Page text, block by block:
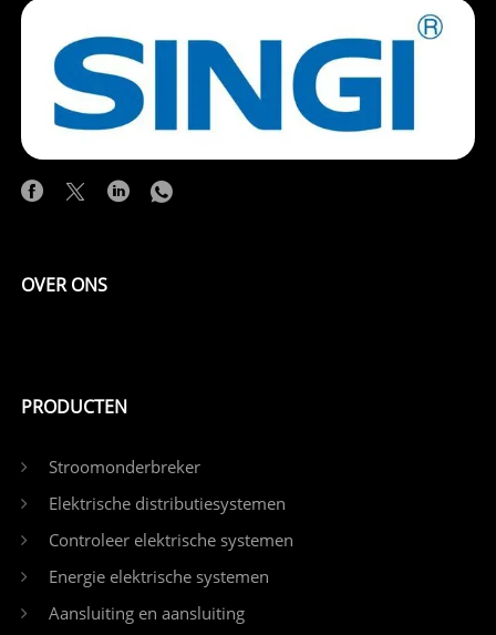
OVER ONS
PRODUCTEN
Stroomonderbreker
Elektrische distributiesystemen
Controleer elektrische systemen
Energie elektrische systemen
Aansluiting en aansluiting